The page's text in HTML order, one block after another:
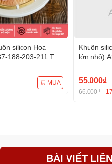
silicon Hoa
188-203-211 Tạo
MUA
Khuôn
lớn nhỏ)
55.000₫
66.000₫ -
BÀI VIẾT